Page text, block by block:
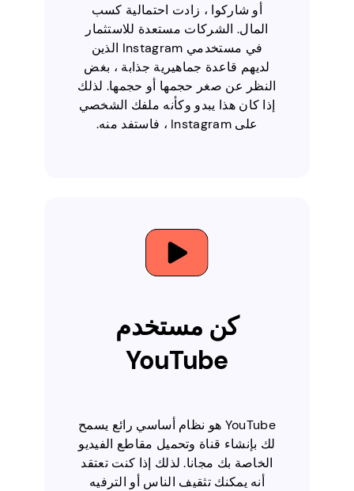
أو شاركوا ، زادت احتمالية كسب
المال. الشركات مستعدة للاستثمار
في مستخدمي Instagram الذين
لديهم قاعدة جماهيرية جذابة ، بغض
النظر عن صغر حجمها أو حجمها. لذلك
إذا كان هذا يبدو وكأنه ملفك الشخصي
على Instagram ، فاستفد منه.
كن مستخدم
YouTube
YouTube هو نظام أساسي رائع يسمح
لك بإنشاء قناة وتحميل مقاطع الفيديو
الخاصة بك مجانا. لذلك إذا كنت تعتقد
أنه يمكنك تثقيف الناس أو الترفيه